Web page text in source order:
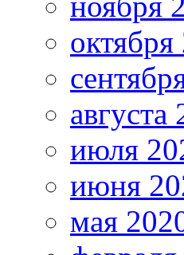
октября
августа
июля
июня
мая